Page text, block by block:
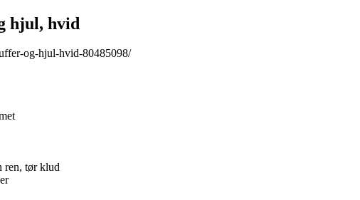
hjul, hvid
og-hjul-hvid-80485098/
ren, tør klud